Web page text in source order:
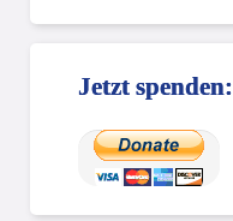
Jetzt spenden: